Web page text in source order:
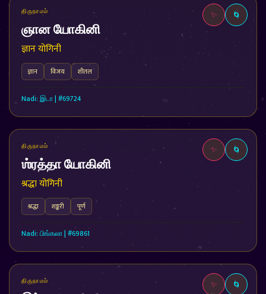
✨ 🌀
திருநாமம்
ஞான யோகினி
ज्ञान योगिनी
ज्ञान विजय शीतल
Nadi: இடா | #69724
✨ 🌀
திருநாமம்
ஶ்ரத்தா யோகினி
श्रद्धा योगिनी
श्रद्धा शङ्करी पूर्ण
Nadi: பிங்கலா | #69861
✨ 🌀
திருநாமம்